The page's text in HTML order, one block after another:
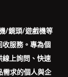
/鏡頭/遊戲機等
收服務。專為個
線上詢問、快速
需求的個人與企